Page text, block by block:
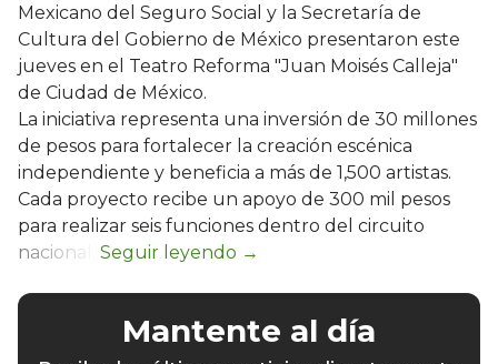
Mexicano del Seguro Social y la Secretaría de
Cultura del Gobierno de México presentaron este
jueves en el Teatro Reforma "Juan Moisés Calleja"
de Ciudad de México.
La iniciativa representa una inversión de 30 millones
de pesos para fortalecer la creación escénica
independiente y beneficia a más de 1,500 artistas.
Cada proyecto recibe un apoyo de 300 mil pesos
para realizar seis funciones dentro del circuito
nacional.
Mantente al día